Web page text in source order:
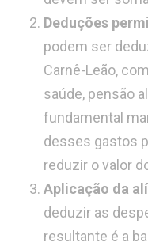
Deduções
podem ser
Carnê-Leão,
saúde, pensão
fundamental
desses gastos
reduzir o valor
Aplicação da
deduzir as
resultante é a